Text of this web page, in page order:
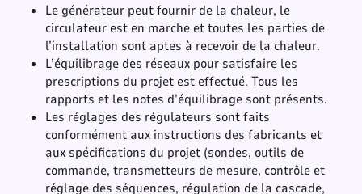
Le générateur peut fournir de la chaleur, le
circulateur est en marche et toutes les parties de
l’installation sont aptes à recevoir de la chaleur.
L’équilibrage des réseaux pour satisfaire les
prescriptions du projet est effectué. Tous les
rapports et les notes d’équilibrage sont présents.
Les réglages des régulateurs sont faits
conformément aux instructions des fabricants et
aux spécifications du projet (sondes, outils de
commande, transmetteurs de mesure, contrôle et
réglage des séquences, régulation de la cascade,